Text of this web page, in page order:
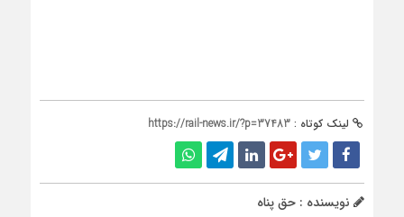
لینک کوتاه : https://rail-news.ir/?p=37483
نویسنده : حق پناه